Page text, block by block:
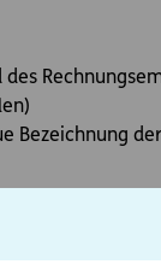
Bezeichnung